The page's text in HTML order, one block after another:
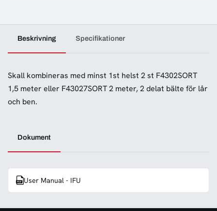
Beskrivning Specifikationer
Skall kombineras med minst 1st helst 2 st F4302SORT
1,5 meter eller F43027SORT 2 meter, 2 delat bälte för lår
och ben.
Dokument
User Manual - IFU